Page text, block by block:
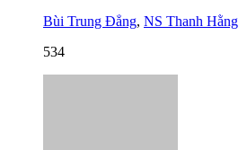
Bùi Trung Đẳng, NS Thanh Hằng
534